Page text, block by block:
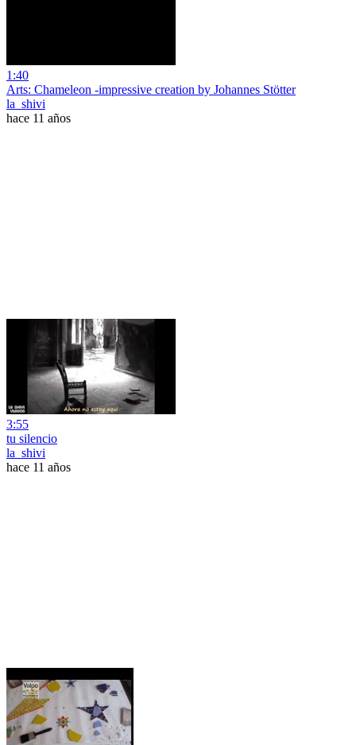
1:40
Arts: Chameleon -impressive creation by Johannes Stötter
la_shivi
hace 11 años
3:55
tu silencio
la_shivi
hace 11 años